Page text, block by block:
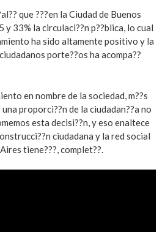
que ???en la Ciudad de Buenos
y 33% la circulaci??n p??blica, lo cual
ha sido altamente positivo y la
porte??os ha acompa??
en nombre de la sociedad, m??s
proporci??n de la ciudadan??a no
esta decisi??n, y eso enaltece
ciudadana y la red social
tiene???, complet??.